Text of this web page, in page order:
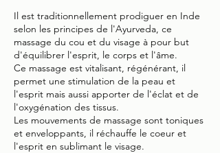
Il est traditionnellement prodiguer en Inde
selon les principes de l'Ayurveda, ce
massage du cou et du visage à pour but
d'équilibrer l'esprit, le corps et l'âme.
Ce massage est vitalisant, régénérant, il
permet une stimulation de la peau et
l'esprit mais aussi apporter de l'éclat et de
l'oxygénation des tissus.
Les mouvements de massage sont toniques
et enveloppants, il réchauffe le coeur et
l'esprit en sublimant le visage.